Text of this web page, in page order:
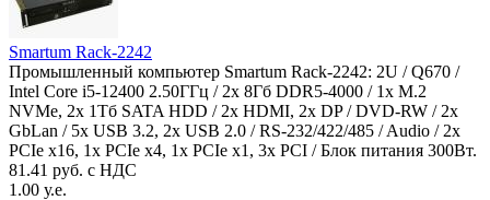
Smartum Rack-2242
Промышленный компьютер Smartum Rack-2242: 2U / Q670 /
Intel Core i5-12400 2.50ГГц / 2x 8Гб DDR5-4000 / 1x M.2
NVMe, 2x 1Тб SATA HDD / 2x HDMI, 2x DP / DVD-RW / 2x
GbLan / 5x USB 3.2, 2x USB 2.0 / RS-232/422/485 / Audio / 2x
PCIe x16, 1x PCIe x4, 1x PCIe x1, 3x PCI / Блок питания 300Вт.
81.41 руб. с НДС
1.00 у.е.